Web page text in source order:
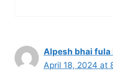
Alpesh bhai fula
April 18, 2024 at